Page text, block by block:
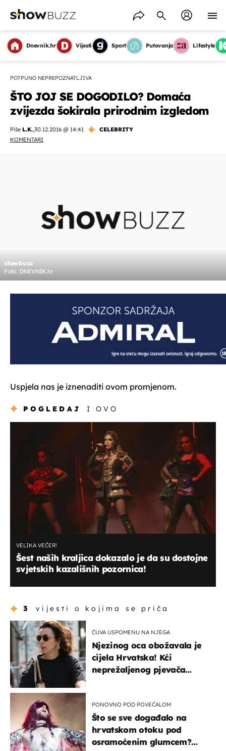
Dnevnik.hr Vijesti Sport Putovanja Lifestyle
POTPUNO NEPREPOZNATLJIVA
ŠTO JOJ SE DOGODILO? Domaća
zvijezda šokirala prirodnim izgledom
Piše L.K.,30.12.2016 @ 14:41
CELEBRITY
KOMENTARI
showbuzz
Foto: DNEVNIK.hr
Uspjela nas je iznenaditi ovom promjenom.
POGLEDAJ I OVO
VELIKA VEČER!
Šest naših kraljica dokazalo je da su dostojne
svjetskih kazališnih pozornica!
3 vijesti o kojima se priča
ČUVA USPOMENU NA NJEGA
Njezinog oca obožavala je
cijela Hrvatska! Kći
neprežaljenog pjevača
PONOVNO POD POVEĆALOM
Što se sve događalo na
hrvatskom otoku pod
osramoćenim glumcem?